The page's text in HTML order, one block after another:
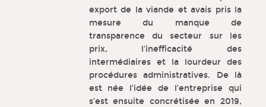
export de la viande et avais pris la
mesure du manque de
transparence du secteur sur les
prix, l’inefficacité des
intermédiaires et la lourdeur des
procédures administratives. De là
est née l’idée de l’entreprise qui
s’est ensuite concrétisée en 2019,